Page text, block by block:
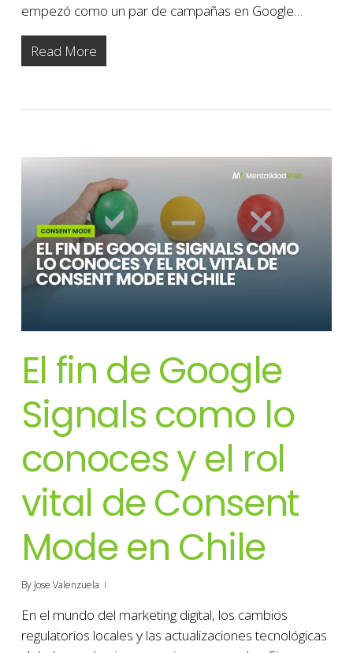
empezó como un par de campañas en Google…
Read More
El fin de Google
Signals como lo
conoces y el rol
vital de Consent
Mode en Chile
By Jose Valenzuela
En el mundo del marketing digital, los cambios
regulatorios locales y las actualizaciones tecnológicas